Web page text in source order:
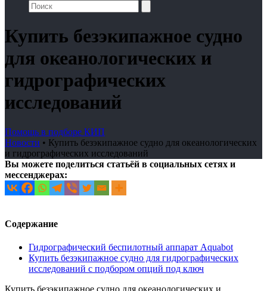
Купить безэкипажное судно
для океанологических и
гидрографических
исследований
Помощь в подборе КИП
Новости • Купить безэкипажное судно для океанологических
и гидрографических исследований
Вы можете поделиться статьёй в социальных сетях и
мессенджерах:
Содержание
Гидрографический беспилотный аппарат Aquabot
Купить безэкипажное судно для гидрографических
исследований с подбором опций под ключ